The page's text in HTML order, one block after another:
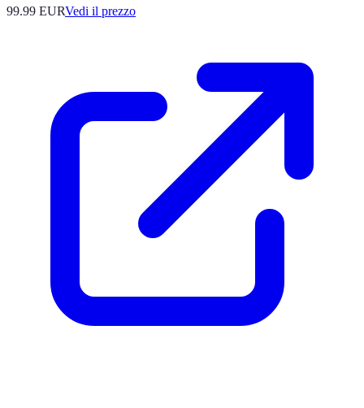
99.99 EURVedi il prezzo